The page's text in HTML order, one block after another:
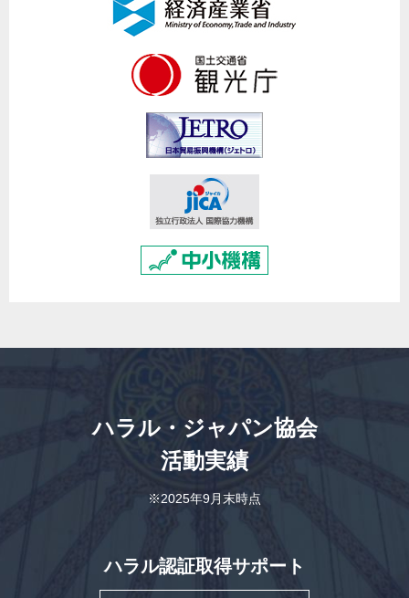
ハラル・ジャパン協会
活動実績
※2025年9月末時点
ハラル認証取得サポート